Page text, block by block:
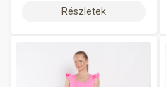
Részletek